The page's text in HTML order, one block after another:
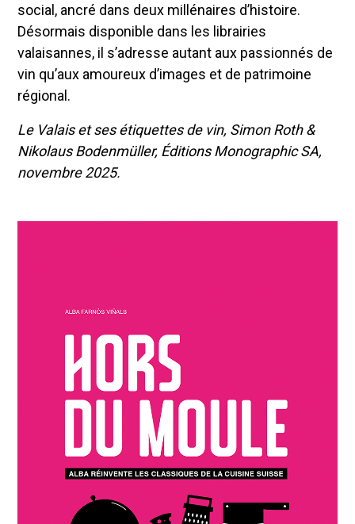
social, ancré dans deux millénaires d’histoire.
Désormais disponible dans les librairies
valaisannes, il s’adresse autant aux passionnés de
vin qu’aux amoureux d’images et de patrimoine
régional.
Le Valais et ses étiquettes de vin, Simon Roth &
Nikolaus Bodenmüller, Éditions Monographic SA,
novembre 2025.